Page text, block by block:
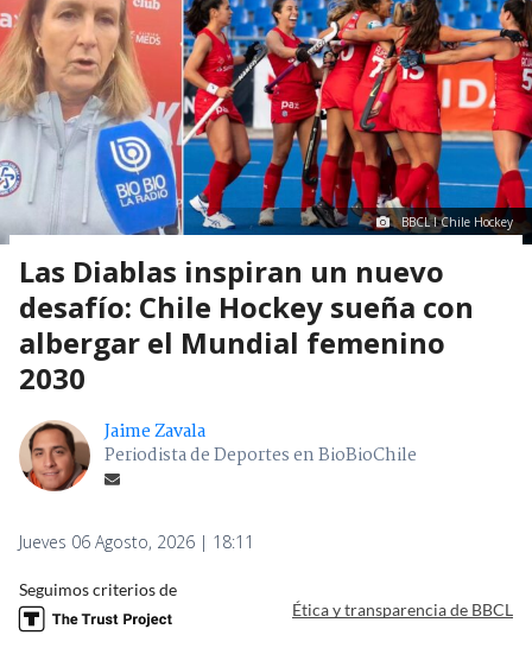
BBCL I Chile Hockey
Las Diablas inspiran un nuevo
desafío: Chile Hockey sueña con
albergar el Mundial femenino
2030
Jaime Zavala
Periodista de Deportes en BioBioChile
Jueves 06 Agosto, 2026 | 18:11
Seguimos criterios de
Ética y transparencia de BBCL